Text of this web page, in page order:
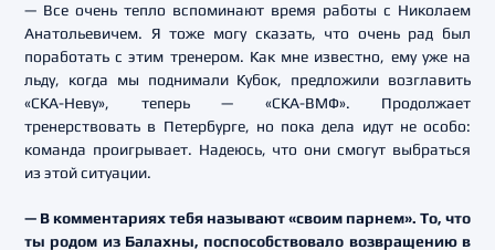
— Все очень тепло вспоминают время работы с Николаем
Анатольевичем. Я тоже могу сказать, что очень рад был
поработать с этим тренером. Как мне известно, ему уже на
льду, когда мы поднимали Кубок, предложили возглавить
«СКА-Неву», теперь — «СКА-ВМФ». Продолжает
тренерствовать в Петербурге, но пока дела идут не особо:
команда проигрывает. Надеюсь, что они смогут выбраться
из этой ситуации.
— В комментариях тебя называют «своим парнем». То, что
ты родом из Балахны, поспособствовало возвращению в